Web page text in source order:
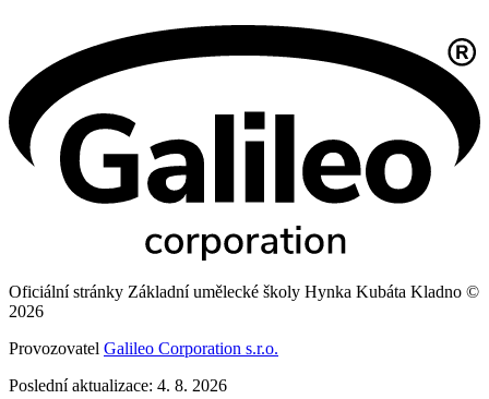
Oficiální stránky Základní umělecké školy Hynka Kubáta Kladno ©
2026
Provozovatel Galileo Corporation s.r.o.
Poslední aktualizace: 4. 8. 2026